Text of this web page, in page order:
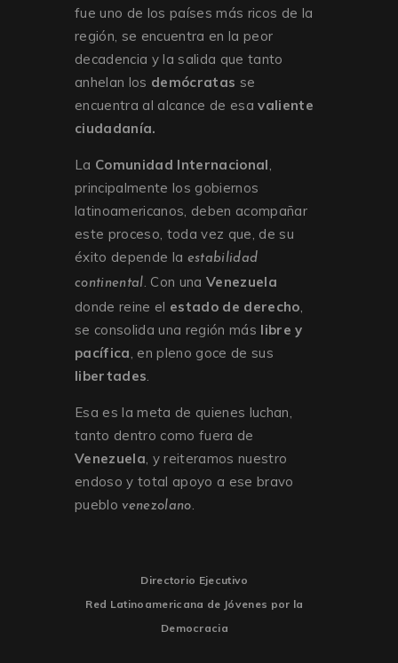
fue uno de los países más ricos de la
región, se encuentra en la peor
decadencia y la salida que tanto
anhelan los demócratas se
encuentra al alcance de esavaliente
ciudadanía.
La Comunidad Internacional,
principalmente los gobiernos
latinoamericanos, deben acompañar
este proceso, toda vez que, de su
éxito depende la estabilidad
continental. Con una Venezuela
donde reine el estado de derecho,
se consolida una región más libre y
pacífica, en pleno goce de sus
libertades.
Esa es la meta de quienes luchan,
tanto dentro como fuera de
Venezuela, y reiteramos nuestro
endoso y total apoyo a ese bravo
pueblo venezolano.
Directorio Ejecutivo
Red Latinoamericana de Jóvenes por la
Democracia